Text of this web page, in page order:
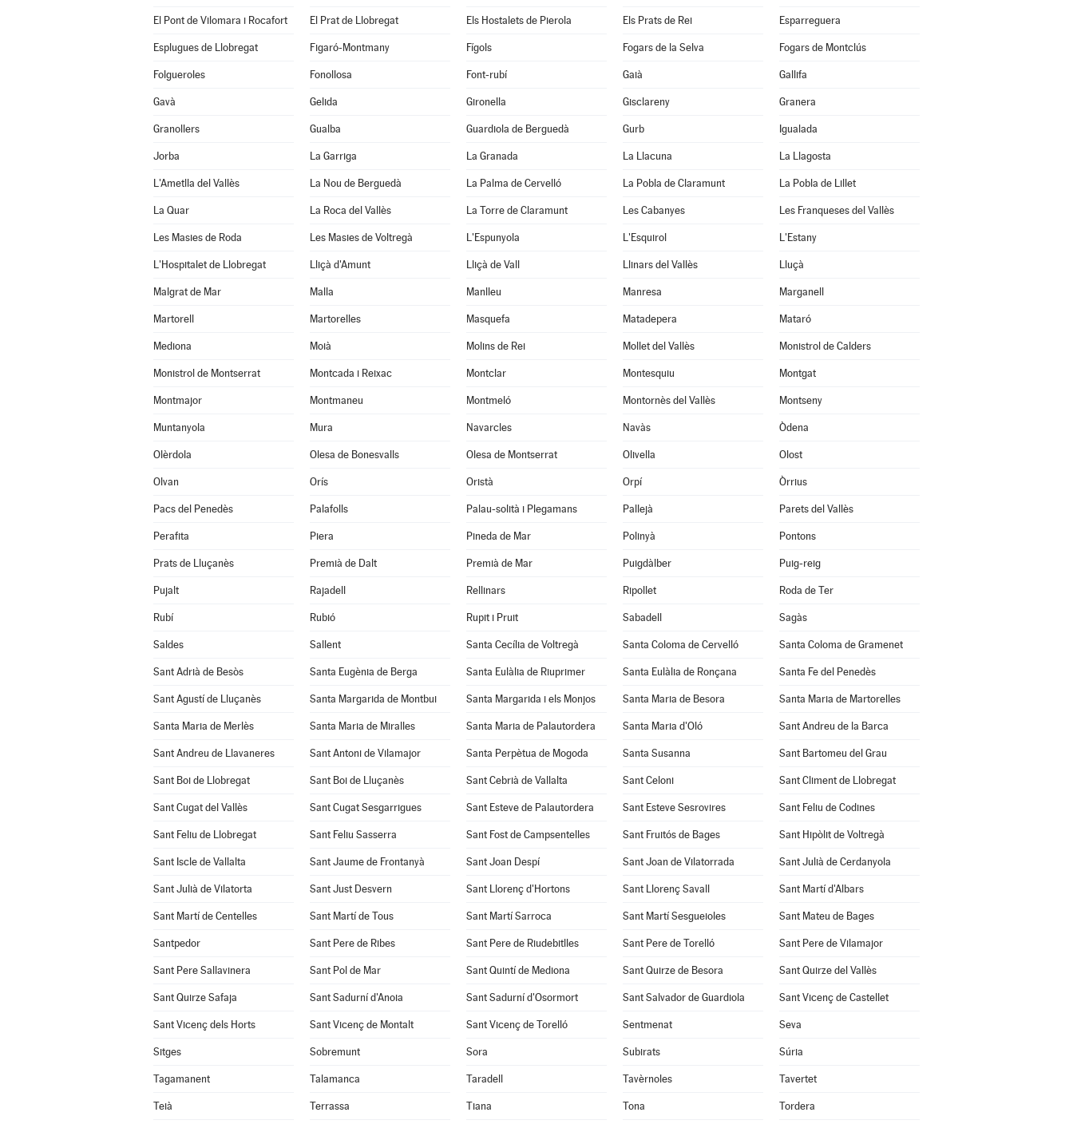
El Pont de Vilomara i Rocafort El Prat de Llobregat Els Hostalets de Pierola Els Prats de Rei Esparreguera
Esplugues de Llobregat Figaró-Montmany Fígols Fogars de la Selva Fogars de Montclús
Folgueroles Fonollosa Font-rubí Gaià Gallifa
Gavà Gelida Gironella Gisclareny Granera
Granollers Gualba Guardiola de Berguedà Gurb Igualada
Jorba La Garriga La Granada La Llacuna La Llagosta
L'Ametlla del Vallès La Nou de Berguedà La Palma de Cervelló La Pobla de Claramunt La Pobla de Lillet
La Quar La Roca del Vallès La Torre de Claramunt Les Cabanyes Les Franqueses del Vallès
Les Masies de Roda Les Masies de Voltregà L'Espunyola L'Esquirol L'Estany
L'Hospitalet de Llobregat Lliçà d'Amunt Lliçà de Vall Llinars del Vallès Lluçà
Malgrat de Mar Malla Manlleu Manresa Marganell
Martorell Martorelles Masquefa Matadepera Mataró
Mediona Moià Molins de Rei Mollet del Vallès Monistrol de Calders
Monistrol de Montserrat Montcada i Reixac Montclar Montesquiu Montgat
Montmajor Montmaneu Montmeló Montornès del Vallès Montseny
Muntanyola Mura Navarcles Navàs Òdena
Olèrdola Olesa de Bonesvalls Olesa de Montserrat Olivella Olost
Olvan Orís Oristà Orpí Òrrius
Pacs del Penedès Palafolls Palau-solità i Plegamans Pallejà Parets del Vallès
Perafita Piera Pineda de Mar Polinyà Pontons
Prats de Lluçanès Premià de Dalt Premià de Mar Puigdàlber Puig-reig
Pujalt Rajadell Rellinars Ripollet Roda de Ter
Rubí Rubió Rupit i Pruit Sabadell Sagàs
Saldes Sallent Santa Cecília de Voltregà Santa Coloma de Cervelló Santa Coloma de Gramenet
Sant Adrià de Besòs Santa Eugènia de Berga Santa Eulàlia de Riuprimer Santa Eulàlia de Ronçana Santa Fe del Penedès
Sant Agustí de Lluçanès Santa Margarida de Montbui Santa Margarida i els Monjos Santa Maria de Besora Santa Maria de Martorelles
Santa Maria de Merlès Santa Maria de Miralles Santa Maria de Palautordera Santa Maria d'Oló Sant Andreu de la Barca
Sant Andreu de Llavaneres Sant Antoni de Vilamajor Santa Perpètua de Mogoda Santa Susanna Sant Bartomeu del Grau
Sant Boi de Llobregat Sant Boi de Lluçanès Sant Cebrià de Vallalta Sant Celoni Sant Climent de Llobregat
Sant Cugat del Vallès Sant Cugat Sesgarrigues Sant Esteve de Palautordera Sant Esteve Sesrovires Sant Feliu de Codines
Sant Feliu de Llobregat Sant Feliu Sasserra Sant Fost de Campsentelles Sant Fruitós de Bages Sant Hipòlit de Voltregà
Sant Iscle de Vallalta Sant Jaume de Frontanyà Sant Joan Despí Sant Joan de Vilatorrada Sant Julià de Cerdanyola
Sant Julià de Vilatorta Sant Just Desvern Sant Llorenç d'Hortons Sant Llorenç Savall Sant Martí d'Albars
Sant Martí de Centelles Sant Martí de Tous Sant Martí Sarroca Sant Martí Sesgueioles Sant Mateu de Bages
Santpedor Sant Pere de Ribes Sant Pere de Riudebitlles Sant Pere de Torelló Sant Pere de Vilamajor
Sant Pere Sallavinera Sant Pol de Mar Sant Quintí de Mediona Sant Quirze de Besora Sant Quirze del Vallès
Sant Quirze Safaja Sant Sadurní d'Anoia Sant Sadurní d'Osormort Sant Salvador de Guardiola Sant Vicenç de Castellet
Sant Vicenç dels Horts Sant Vicenç de Montalt Sant Vicenç de Torelló Sentmenat Seva
Sitges Sobremunt Sora Subirats Súria
Tagamanent Talamanca Taradell Tavèrnoles Tavertet
Teià Terrassa Tiana Tona Tordera